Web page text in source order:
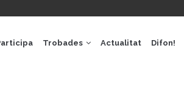
Trobades Actualitat Difon!